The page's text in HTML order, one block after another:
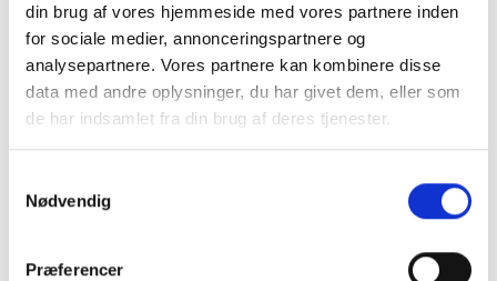
din brug af vores hjemmeside med vores partnere inden
for sociale medier, annonceringspartnere og
analysepartnere. Vores partnere kan kombinere disse
data med andre oplysninger, du har givet dem, eller som
de har indsamlet fra din brug af deres tjenester.
Nødvendig
Præferencer
Herefter trækkes luftslanger til forsyningsmanifold og
ventiler. Der er 3D modeller af den færdige maskine til
rådighed, så maskinmontøren får samlet maskinen perfekt.